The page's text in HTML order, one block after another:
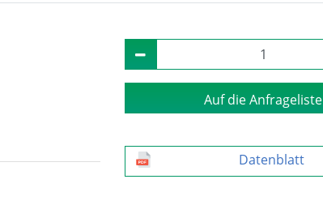
Auf die Anfrageliste
Datenblatt